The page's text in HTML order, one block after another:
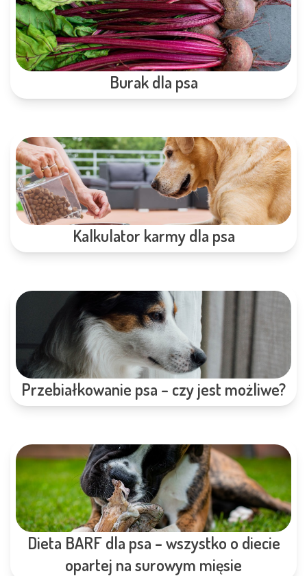
Burak dla psa
Kalkulator karmy dla psa
Przebiałkowanie psa – czy jest możliwe?
Dieta BARF dla psa – wszystko o diecie
opartej na surowym mięsie